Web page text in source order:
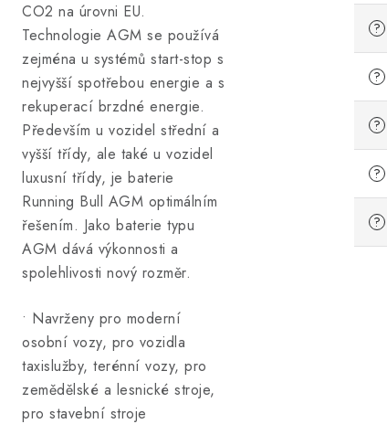
CO2 na úrovni EU.
Technologie AGM se používá
zejména u systémů start-stop s
nejvyšší spotřebou energie a s
rekuperací brzdné energie.
Především u vozidel střední a
vyšší třídy, ale také u vozidel
luxusní třídy, je baterie
Running Bull AGM optimálním
řešením. Jako baterie typu
AGM dává výkonnosti a
spolehlivosti nový rozměr.
• Navrženy pro moderní
osobní vozy, pro vozidla
taxislužby, terénní vozy, pro
zemědělské a lesnické stroje,
pro stavební stroje
?
?
?
?
?